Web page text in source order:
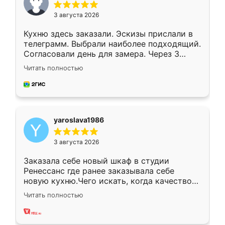
3 августа 2026
Кухню здесь заказали. Эскизы прислали в
телеграмм. Выбрали наиболее подходящий.
Согласовали день для замера. Через 3
недели кухня была уже готова. Остались
довольны работой. Спасибо Ренессанс
мебель за качественную работу!
Читать полностью
yaroslava1986
3 августа 2026
Заказала себе новый шкаф в студии
Ренессанс где ранее заказывала себе
новую кухню.Чего искать, когда качеством
вполне довольна. Служит кухня уже почти
два года, нареканий нет.
Читать полностью